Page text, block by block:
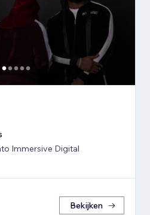
Immersive Digital
Bekijken